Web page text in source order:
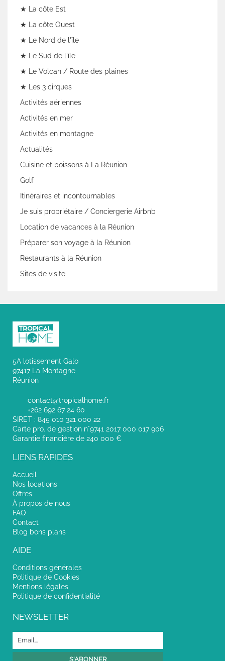
★ La côte Est
★ La côte Ouest
★ Le Nord de l'île
★ Le Sud de l'île
★ Le Volcan / Route des plaines
★ Les 3 cirques
Activités aériennes
Activités en mer
Activités en montagne
Actualités
Cuisine et boissons à La Réunion
Golf
Itinéraires et incontournables
Je suis propriétaire / Conciergerie Airbnb
Location de vacances à la Réunion
Préparer son voyage à la Réunion
Restaurants à la Réunion
Sites de visite
5A lotissement Galo
97417 La Montagne
Réunion
contact@tropicalhome.fr
+262 692 67 24 60
SIRET : 845 010 321 000 22
Carte pro. de gestion n°9741 2017 000 017 906
Garantie financière de 240 000 €
LIENS RAPIDES
Accueil
Nos locations
Offres
À propos de nous
FAQ
Contact
Blog bons plans
AIDE
Conditions générales
Politique de Cookies
Mentions légales
Politique de confidentialité
NEWSLETTER